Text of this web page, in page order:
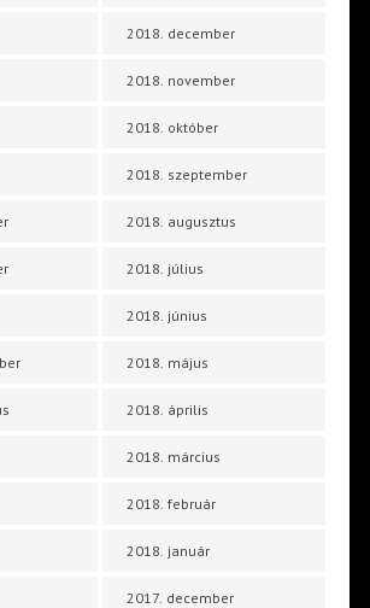
2018. december
2018. november
2018. október
2018. szeptember
2018. augusztus
2018. július
2018. június
2018. május
2018. április
2018. március
2018. február
2018. január
2017. december